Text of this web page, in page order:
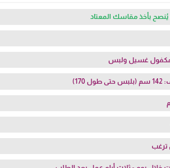
يُنصح بأخذ مقاسك المعتاد
غسيل ولبس
170)
ترغب